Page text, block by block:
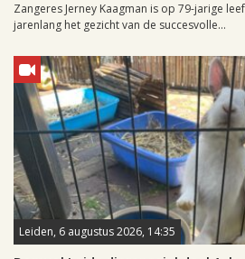
Zangeres Jerney Kaagman is op 79-jarige
jarenlang het gezicht van de succesvolle...
Leiden, 6 augustus 2026, 14:35